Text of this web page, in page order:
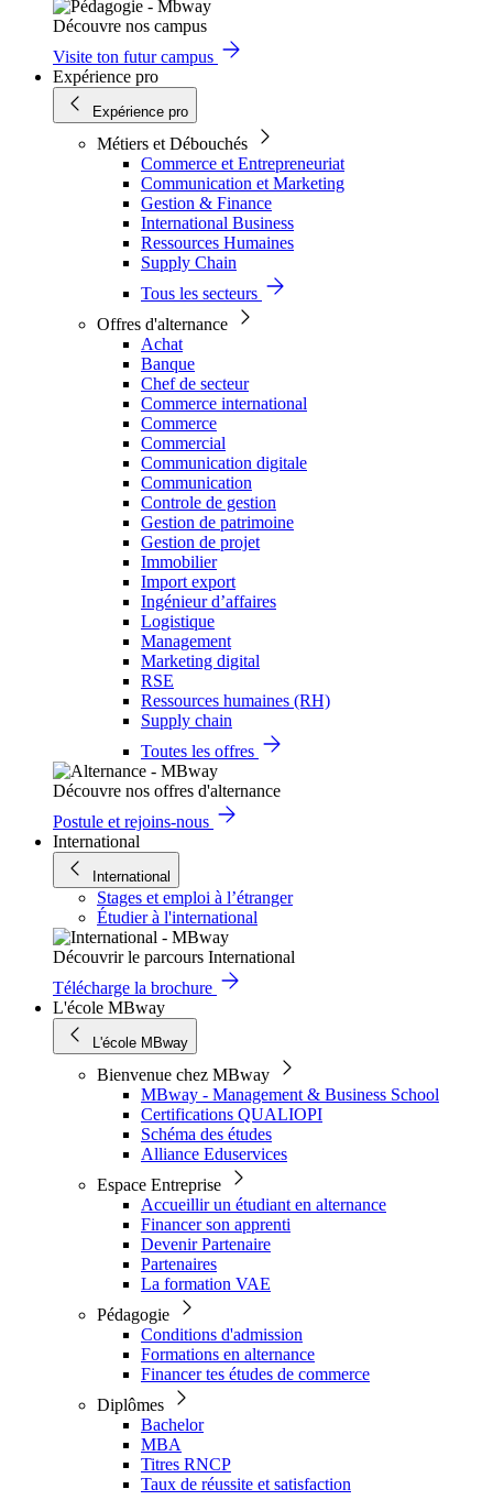
Découvre nos campus
Visite ton futur campus
Expérience pro
Expérience pro
Métiers et Débouchés
Commerce et Entrepreneuriat
Communication et Marketing
Gestion & Finance
International Business
Ressources Humaines
Supply Chain
Tous les secteurs
Offres d'alternance
Achat
Banque
Chef de secteur
Commerce international
Commerce
Commercial
Communication digitale
Communication
Controle de gestion
Gestion de patrimoine
Gestion de projet
Immobilier
Import export
Ingénieur d’affaires
Logistique
Management
Marketing digital
RSE
Ressources humaines (RH)
Supply chain
Toutes les offres
Découvre nos offres d'alternance
Postule et rejoins-nous
International
International
Stages et emploi à l’étranger
Étudier à l'international
Découvrir le parcours International
Télécharge la brochure
L'école MBway
L'école MBway
Bienvenue chez MBway
MBway - Management & Business School
Certifications QUALIOPI
Schéma des études
Alliance Eduservices
Espace Entreprise
Accueillir un étudiant en alternance
Financer son apprenti
Devenir Partenaire
Partenaires
La formation VAE
Pédagogie
Conditions d'admission
Formations en alternance
Financer tes études de commerce
Diplômes
Bachelor
MBA
Titres RNCP
Taux de réussite et satisfaction